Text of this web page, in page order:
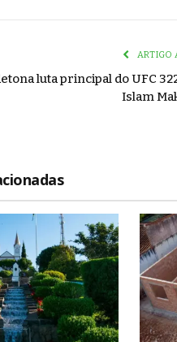
ARTIGO
luta principal do UFC
Islam